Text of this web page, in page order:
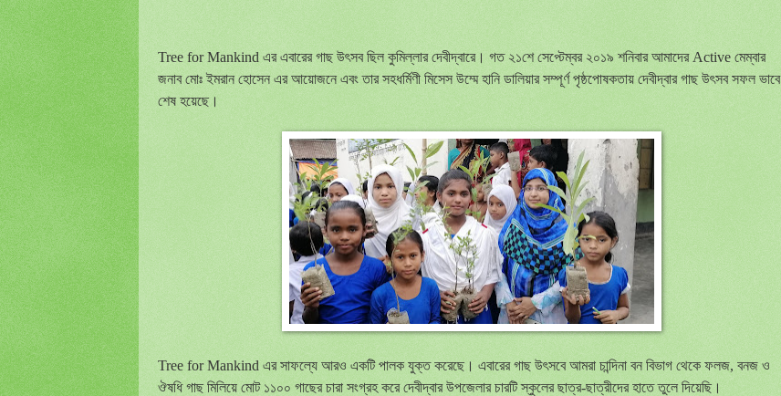
Tree for Mankind এর এবারের গাছ উৎসব ছিল কুমিল্লার দেবীদ্বারে। গত ২১শে সেপ্টেম্বর ২০১৯ শনিবার আমাদের Active মেম্বার
জনাব মোঃ ইমরান হোসেন এর আয়োজনে এবং তার সহধর্মিণী মিসেস উম্মে হানি ডালিয়ার সম্পূর্ণ পৃষ্ঠপোষকতায় দেবীদ্বার গাছ উৎসব সফল ভাবে
শেষ হয়েছে ।
Tree for Mankind এর সাফল্যে আরও একটি পালক যুক্ত করেছে । এবারের গাছ উৎসবে আমরা চান্দিনা বন বিভাগ থেকে ফলজ, বনজ ও
ঔষধি গাছ মিলিয়ে মোট ১১০০ গাছের চারা সংগ্রহ করে দেবীদ্বার উপজেলার চারটি স্কুলের ছাত্র-ছাত্রীদের হাতে তুলে দিয়েছি ।